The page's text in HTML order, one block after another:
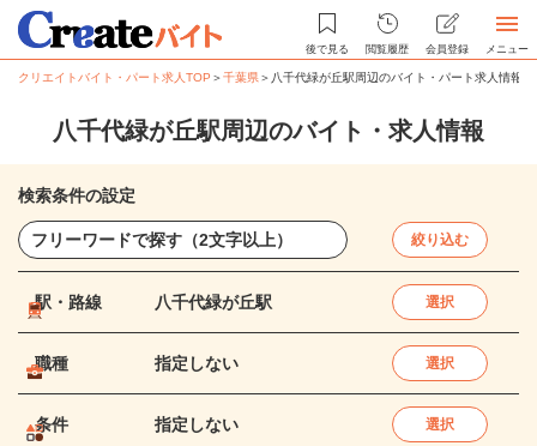
後で見る 閲覧履歴 会員登録 メニュー
クリエイトバイト・パート求人TOP ＞千葉県＞ 八千代緑が丘駅周辺のバイト・パート求人情報
八千代緑が丘駅周辺のバイト・求人情報
検索条件の設定
絞り込む
駅・路線 八千代緑が丘駅 選択
職種 指定しない 選択
条件 指定しない 選択